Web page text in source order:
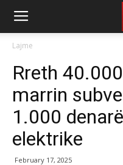
Lajme
Rreth
marrin
1.000
elektrike
February 17, 2025